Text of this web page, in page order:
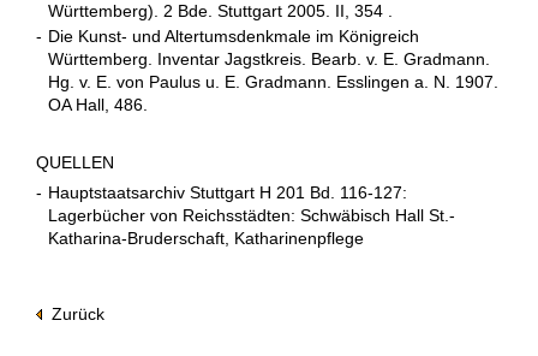
Württemberg). 2 Bde. Stuttgart 2005. II, 354 .
- Die Kunst- und Altertumsdenkmale im Königreich
Württemberg. Inventar Jagstkreis. Bearb. v. E. Gradmann.
Hg. v. E. von Paulus u. E. Gradmann. Esslingen a. N. 1907.
OA Hall, 486.
QUELLEN
- Hauptstaatsarchiv Stuttgart H 201 Bd. 116-127:
Lagerbücher von Reichsstädten: Schwäbisch Hall St.-
Katharina-Bruderschaft, Katharinenpflege
Zurück